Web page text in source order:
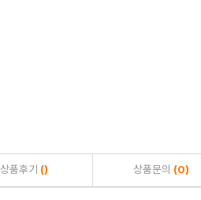
상품후기 () 상품문의 (0)